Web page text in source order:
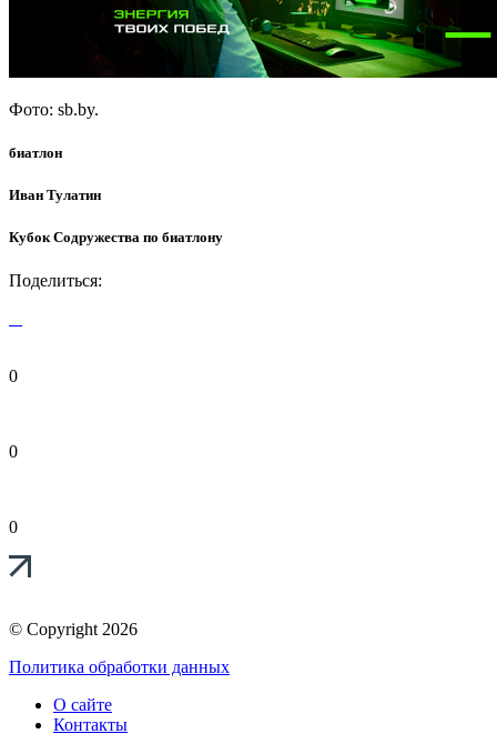
Фото: sb.by.
биатлон
Иван Тулатин
Кубок Содружества по биатлону
Поделиться:
0
0
0
© Copyright 2026
Политика обработки данных
О сайте
Контакты